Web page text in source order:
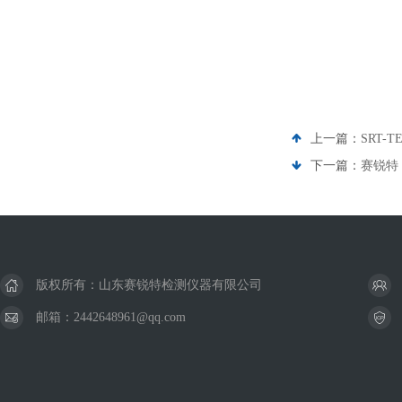
上一篇： SRT-
下一篇： 赛锐特
版权所有：山东赛锐特检测仪器有限公司
邮箱：2442648961@qq.com